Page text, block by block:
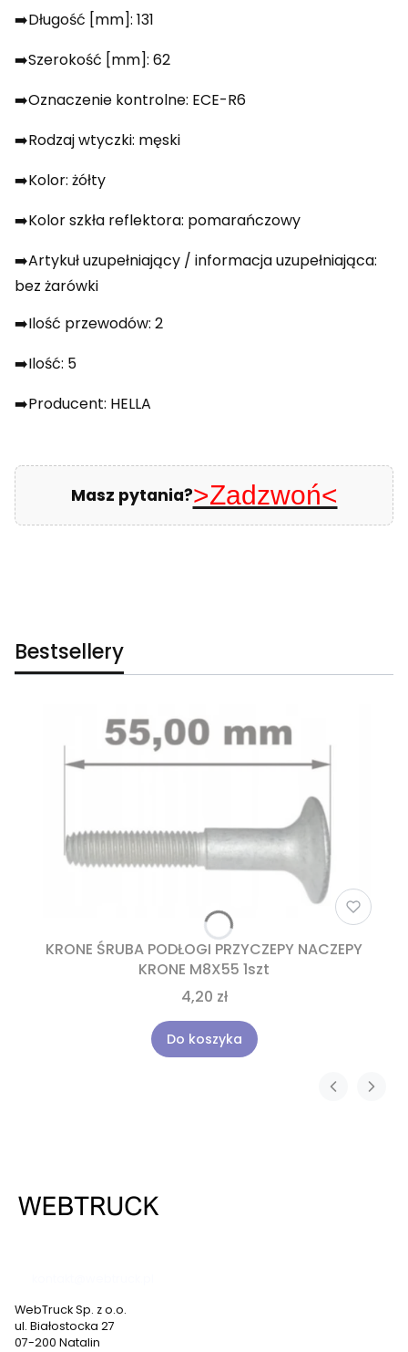
➡️Długość [mm]: 131
➡️Szerokość [mm]: 62
➡️Oznaczenie kontrolne: ECE-R6
➡️Rodzaj wtyczki: męski
➡️Kolor: żółty
➡️Kolor szkła reflektora: pomarańczowy
➡️Artykuł uzupełniający / informacja uzupełniająca:
bez żarówki
➡️Ilość przewodów: 2
➡️Ilość: 5
➡️Producent: HELLA
Masz pytania?>Zadzwoń<
Bestsellery
KRONE ŚRUBA PODŁOGI PRZYCZEPY NACZEPY
KRONE M8X55 1szt
4,20 zł
Do koszyka
WebTruck Sp. z o.o.
ul. Białostocka 27
07-200 Natalin